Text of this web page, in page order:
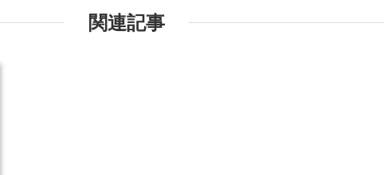
関連記事